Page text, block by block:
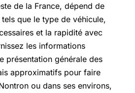
de la France, dépend de
que le type de véhicule,
et la rapidité avec
les informations
présentation générale des
approximatifs pour faire
ou dans ses environs,